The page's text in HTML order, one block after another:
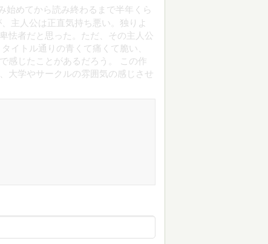
始めてから読み終わるまで半年くら
主人公は正直気持ち悪い。独りよ
怯者だと思った。ただ、その主人公
イトル通りの青くて痛くて脆い、
感じたことがあるだろう。 この作
大学やサークルの雰囲気の感じさせ